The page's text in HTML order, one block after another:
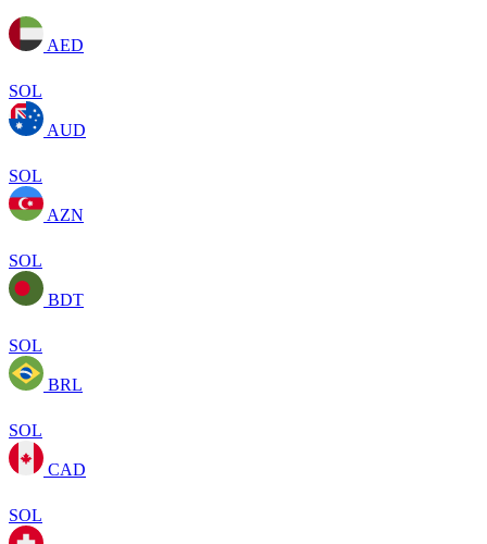
AED
SOL
AUD
SOL
AZN
SOL
BDT
SOL
BRL
SOL
CAD
SOL